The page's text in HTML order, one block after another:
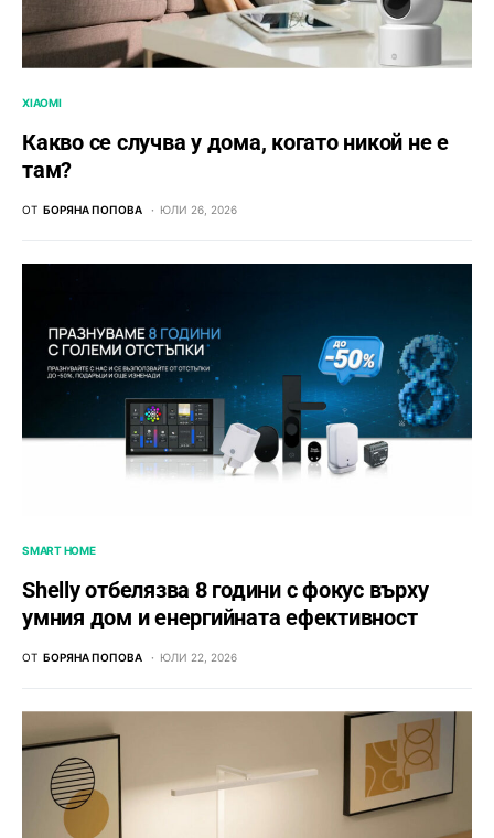
XIAOMI
Какво се случва у дома, когато никой не е
там?
ОТ БОРЯНА ПОПОВА ЮЛИ 26, 2026
SMART HOME
Shelly отбелязва 8 години с фокус върху
умния дом и енергийната ефективност
ОТ БОРЯНА ПОПОВА ЮЛИ 22, 2026